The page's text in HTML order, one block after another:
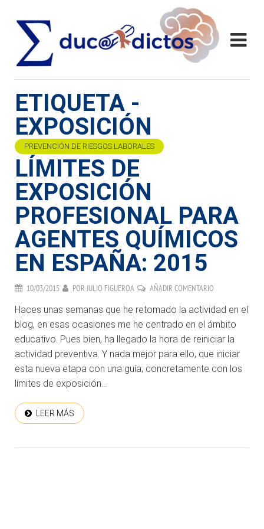
ETIQUETA -
EXPOSICIÓN
PREVENCIÓN DE RIESGOS LABORALES
LÍMITES DE
EXPOSICIÓN
PROFESIONAL PARA
AGENTES QUÍMICOS
EN ESPAÑA: 2015
10/03/2015 PORJULIO FIGUEROA AÑADIR COMENTARIO
Haces unas semanas que he retomado la actividad en el
blog, en esas ocasiones me he centrado en el ámbito
educativo. Pues bien, ha llegado la hora de reiniciar la
actividad preventiva. Y nada mejor para ello, que iniciar
esta nueva etapa con una guía; concretamente con los
límites de exposición...
LEER MÁS